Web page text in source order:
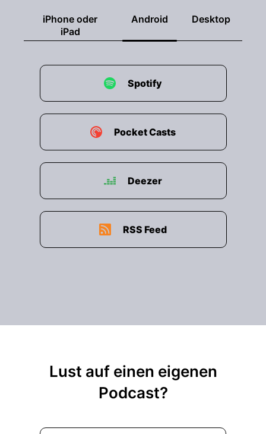
iPhone oder
iPad
Android Desktop
Spotify
Pocket Casts
Deezer
RSS Feed
Lust auf einen eigenen
Podcast?